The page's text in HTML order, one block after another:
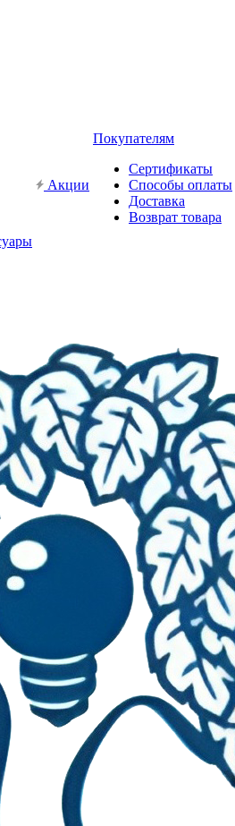
Акции
Покупателям
Сертификаты
Способы оплаты
Доставка
Возврат товара